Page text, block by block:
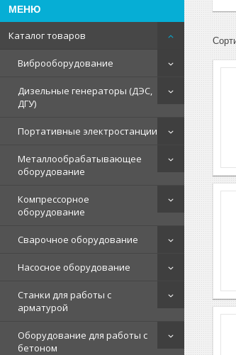
Каталог товаров
Виброоборудование
Дизельные генераторы (ДЭС,
ДГУ)
Портативные электростанции
Металлообрабатывающее
оборудование
Компрессорное
оборудование
Сварочное оборудование
Насосное оборудование
Станки для работы с
арматурой
Оборудование для работы с
бетоном